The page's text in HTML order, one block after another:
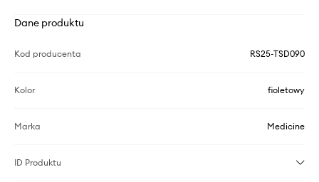
Dane produktu
Kod producenta RS25-TSD090
Kolor fioletowy
Marka Medicine
ID Produktu